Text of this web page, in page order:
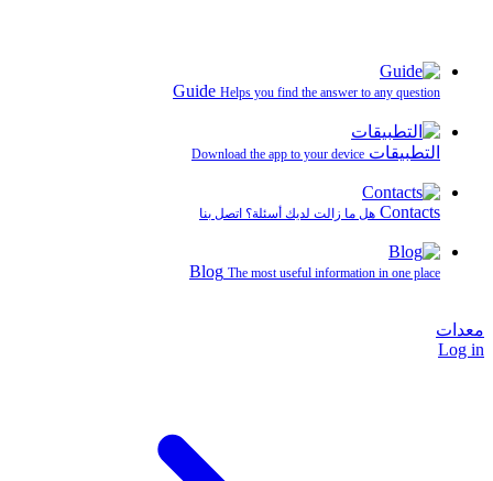
Guide Helps you find the answer to any question
التطبيقات Download the app to your device
Contacts هل ما زالت لديك أسئلة؟ اتصل بنا
Blog The most useful information in one place
معدات
Log in